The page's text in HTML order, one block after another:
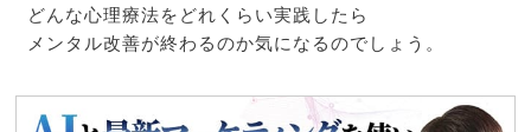
どんな心理療法をどれくらい実践したら
メンタル改善が終わるのか気になるのでしょう。